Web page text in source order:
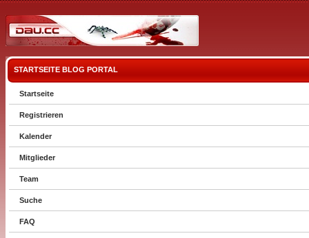
STARTSEITE BLOG PORTAL
Startseite
Registrieren
Kalender
Mitglieder
Team
Suche
FAQ